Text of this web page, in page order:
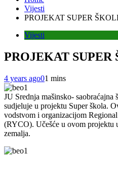
Vijesti
PROJEKAT SUPER
Vijesti
PROJEKAT SUPER
4 years ago01 mins
JU Srednja mašinsko-
sudjeluje u projektu Super škola.
vodstvom i organizacijom
(RYCO). Učešće u ovom projektu
zemalja.